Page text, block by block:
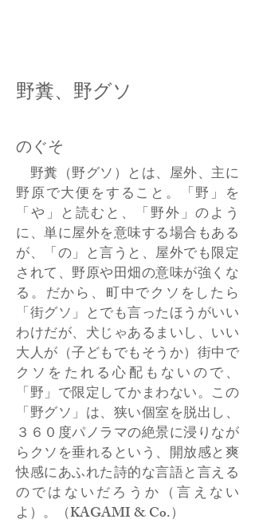
野糞、野グソ
のぐそ
野糞（野グソ）とは、屋外、主に
野原で大便をすること。「野」を
「や」と読むと、「野外」のよう
に、単に屋外を意味する場合もある
が、「の」と言うと、屋外でも限定
されて、野原や田畑の意味が強くな
る。だから、町中でクソをしたら
「街グソ」とでも言ったほうがいい
わけだが、犬じゃあるまいし、いい
大人が（子どもでもそうか）街中で
クソをたれる心配もないので、
「野」で限定してかまわない。この
「野グソ」は、狭い個室を脱出し、
３６０度パノラマの絶景に浸りなが
らクソを垂れるという、開放感と爽
快感にあふれた詩的な言語と言える
のではないだろうか（言えない
よ）。（KAGAMI & Co.）